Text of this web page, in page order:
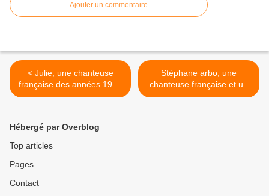
Ajouter un commentaire
< Julie, une chanteuse
française des années 1980
avant qu'elle devienne
Stéphane arbo, une
chanteuse française et un
premier prix de
Hébergé par Overblog
Top articles
Pages
Contact